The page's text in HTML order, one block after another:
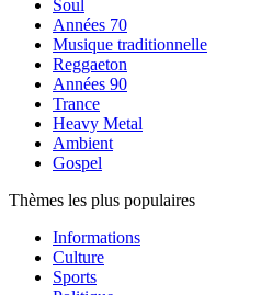
Soul
Années 70
Musique traditionnelle
Reggaeton
Années 90
Trance
Heavy Metal
Ambient
Gospel
Thèmes les plus populaires
Informations
Culture
Sports